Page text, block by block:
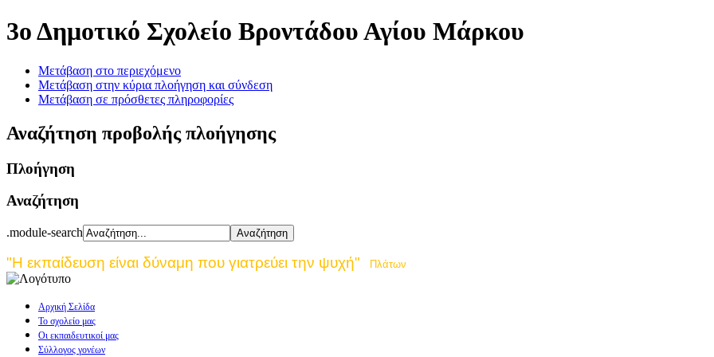
3ο Δημοτικό Σχολείο Βροντάδου Αγίου Μάρκου
Μετάβαση στο περιεχόμενο
Μετάβαση στην κύρια πλοήγηση και σύνδεση
Μετάβαση σε πρόσθετες πληροφορίες
Αναζήτηση προβολής πλοήγησης
Πλοήγηση
Αναζήτηση
.module-search
"Η εκπαίδευση είναι δύναμη που γιατρεύει την ψυχή" Πλάτων
Αρχική Σελίδα
Το σχολείο μας
Οι εκπαιδευτικοί μας
Σύλλογος γονέων